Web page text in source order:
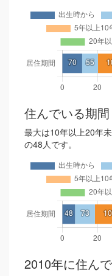
住んでいる期間
最大は10年以上20年
の48人です。
2010年に住ん